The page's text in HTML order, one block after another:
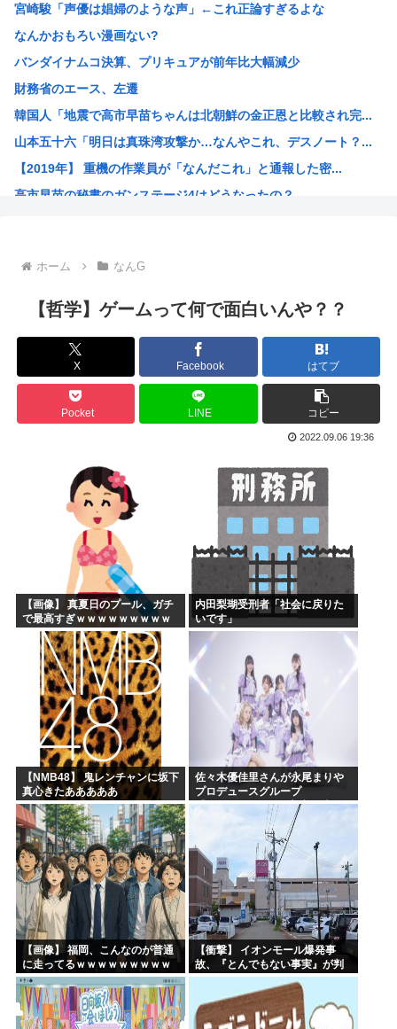
【悲報】高市首相の“個人的なSNS投稿”で習近平ブチギレ...
【衝撃】木村祐一の変貌ぶりに「誰かわからん」「いつの間に...
ついに来ちゃったの？アメリカでヒューマノイドロボットが家...
中国製ルーター20機種にバックドア、外部から完全制御のお...
中国人のリウさん、新エネ車で国境越えたら遠隔操作で30時...
北朝鮮が何かを発射
コメ価格先行き指数 過去最低 今後も値下がり傾向
宮崎駿「声優は娼婦のような声」←これ正論すぎるよな
なんかおもろい漫画ない?
バンダイナムコ決算、プリキュアが前年比大幅減少
財務省のエース、左遷
韓国人「地震で高市早苗ちゃんは北朝鮮の金正恩と比較され完...
山本五十六「明日は真珠湾攻撃か…なんやこれ、デスノート？...
【2019年】 重機の作業員が「なんだこれ」と通報した密...
高市早苗の秘書のガンステージ4はどうなったの？
韓国人「現在、日本が密かに韓国からパクっているものがこち...
漫画の画像持ってないか
トランプ政権高官「ちょっと中国企業制裁したりしただけなの...
出せよ…お前らが描いた絵!!
【画像】ブルーロックの監督、キレるwww
【高市朗報】高市早苗の名言、偉人の名言としてブロガーにま...
海外「日本にはこんな特殊な標識があるんだけど皆は見たこと...
森山前自民党幹事長「日中首脳会談の写真を高市が勝手にSN...
突進してきた牛を跳び越えたら、牛が固まって動かなくなった...
バトル漫画の主人公でライバルがいないキャラ、存在しない
週刊少年ジャンプ、発行部数100万部割れ
ホーム なんG
【哲学】ゲームって何で面白いんや？？
X Facebook はてブ
Pocket LINE コピー
2022.09.06 19:36
【画像】 真夏日のプール、ガチ
で最高すぎｗｗｗｗｗｗｗｗｗ
内田梨瑚受刑者「社会に戻りた
いです」
【NMB48】 鬼レンチャンに坂下
真心きたあああああ
佐々木優佳里さんが永尾まりや
プロデュースグループ
「WASURENA」に加入発表！
現在のグループと兼任へ【元
AKB48ゆかるん・まりやぎ】
【画像】 福岡、こんなのが普通
に走ってるｗｗｗｗｗｗｗｗｗ
ｗｗｗｗｗｗｗ
【衝撃】 イオンモール爆発事
故、『とんでもない事実』が判
明してしまう・・・・・・